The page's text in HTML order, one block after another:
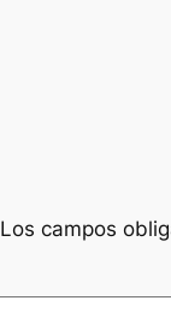
Los campos